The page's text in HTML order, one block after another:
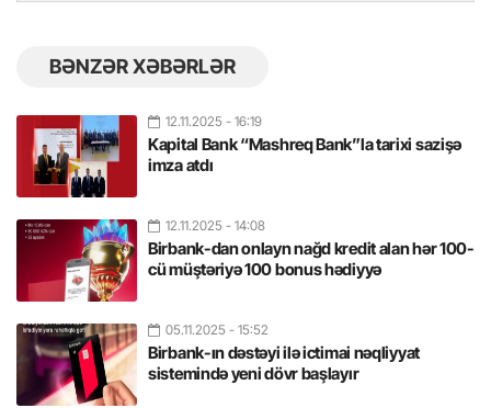
BƏNZƏR XƏBƏRLƏR
12.11.2025 - 16:19
Kapital Bank “Mashreq Bank”la tarixi sazişə
imza atdı
12.11.2025 - 14:08
Birbank-dan onlayn nağd kredit alan hər 100-
cü müştəriyə 100 bonus hədiyyə
05.11.2025 - 15:52
Birbank-ın dəstəyi ilə ictimai nəqliyyat
sistemində yeni dövr başlayır